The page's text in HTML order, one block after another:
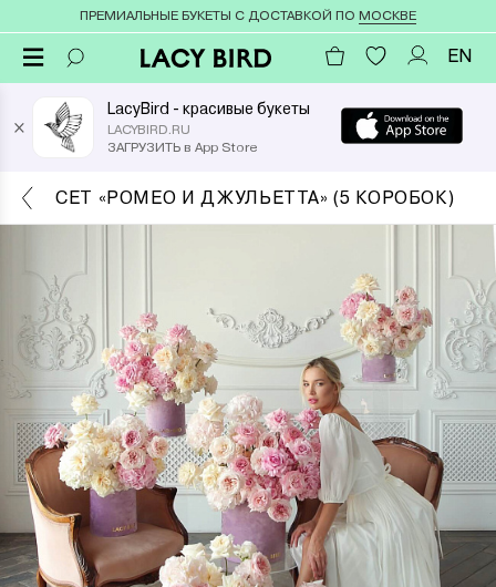
ПРЕМИАЛЬНЫЕ БУКЕТЫ С ДОСТАВКОЙ ПО МОСКВЕ
EN
×
LacyBird - красивые букеты
LACYBIRD.RU
ЗАГРУЗИТЬ в App Store
СЕТ «РОМЕО И ДЖУЛЬЕТТА» (5 КОРОБОК)